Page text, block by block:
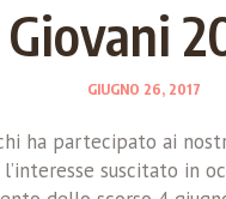
Giovani
GIUGNO 26, 2017
ha partecipato ai
l’interesse suscitato in